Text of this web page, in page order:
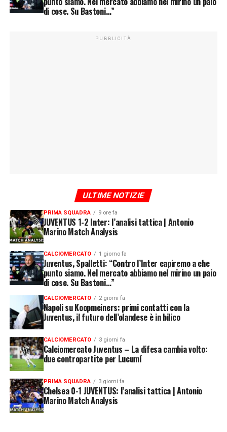
di cose. Su Bastoni…”
PUBBLICITÀ
ULTIME NOTIZIE
PRIMA SQUADRA 9 ore fa
JUVENTUS 1-2 Inter: l’analisi tattica | Antonio
Marino Match Analysis
CALCIOMERCATO 1 giorno fa
Juventus, Spalletti: “Contro l’Inter capiremo a che
punto siamo. Nel mercato abbiamo nel mirino un paio
di cose. Su Bastoni…”
CALCIOMERCATO 2 giorni fa
Napoli su Koopmeiners: primi contatti con la
Juventus, il futuro dell’olandese è in bilico
CALCIOMERCATO 3 giorni fa
Calciomercato Juventus – La difesa cambia volto:
due contropartite per Lucumí
PRIMA SQUADRA 3 giorni fa
Chelsea 0-1 JUVENTUS: l’analisi tattica | Antonio
Marino Match Analysis